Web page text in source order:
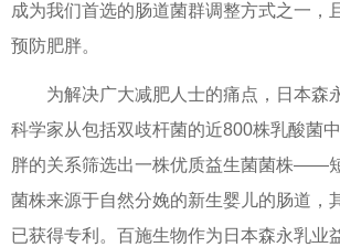
成为我们首选的肠道菌群调整方式之一，
预防肥胖。
为解决广大减肥人士的痛点，日本森
科学家从包括双歧杆菌的近800株乳酸菌
胖的关系筛选出一株优质益生菌菌株——
菌株来源于自然分娩的新生婴儿的肠道，
已获得专利。百施生物作为日本森永乳业